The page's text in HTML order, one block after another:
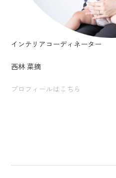
インテリアコーディネーター
西林 菜摘
プロフィールはこちら